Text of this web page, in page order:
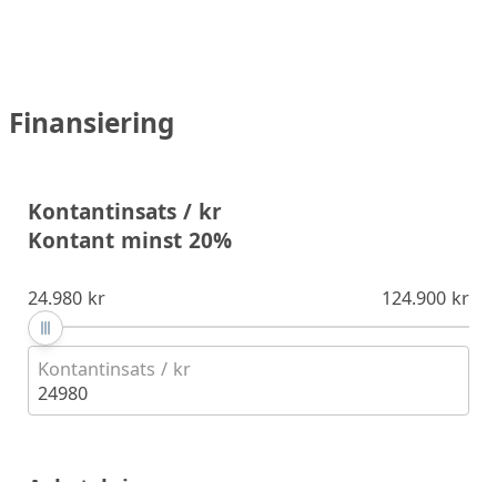
Finansiering
Kontantinsats / kr
Kontant minst 20%
24.980 kr 124.900 kr
Kontantinsats / kr
24980